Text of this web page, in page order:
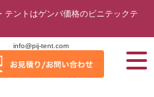
テントはゲンバ価格のビニテックテ
info@pij-tent.com